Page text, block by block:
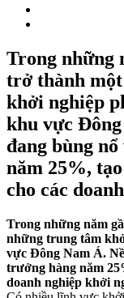
Trong những
trở thành
khởi nghiệp
khu vực
đang bùng
năm 25%,
cho các
Trong những năm
những trung tâm
vực Đông Nam Á.
trưởng hàng năm
doanh nghiệp khởi